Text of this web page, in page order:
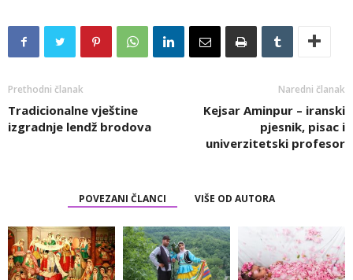
Prethodni članak
Tradicionalne vještine
izgradnje lendž brodova
Naredni članak
Kejsar Aminpur – iranski
pjesnik, pisac i
univerzitetski profesor
POVEZANI ČLANCI VIŠE OD AUTORA